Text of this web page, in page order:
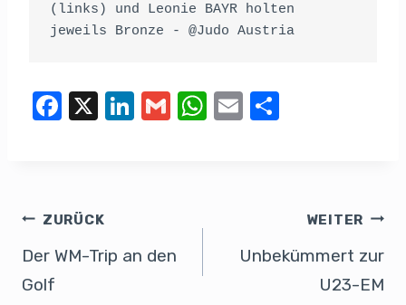
(links) und Leonie BAYR holten
jeweils Bronze - @Judo Austria
F
b
o
X
Li
n
G
W E
ZURÜCK
Der WM-Trip an den
Golf
WEITER
Unbekümmert zur
U23-EM